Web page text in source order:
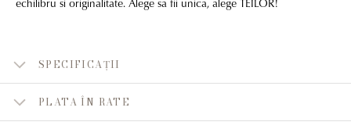
SPECIFICAȚII
PLATA ÎN RATE